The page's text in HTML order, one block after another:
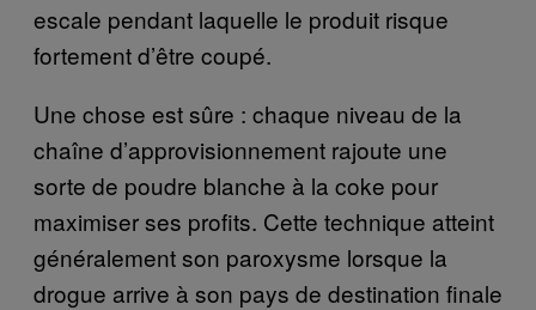
escale pendant laquelle le produit risque
fortement d’être coupé.
Une chose est sûre : chaque niveau de la
chaîne d’approvisionnement rajoute une
sorte de poudre blanche à la coke pour
maximiser ses profits. Cette technique atteint
généralement son paroxysme lorsque la
drogue arrive à son pays de destination finale